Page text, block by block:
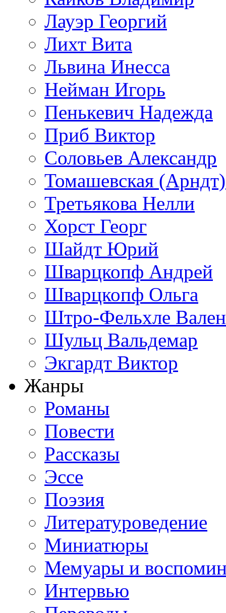
Лауэр Георгий
Лихт Вита
Львина Инесса
Нейман Игорь
Пенькевич Надежда
Приб Виктор
Соловьев Александр
Томашевская
Третьякова Нелли
Хорст Георг
Шайдт Юрий
Шварцкопф Андрей
Шварцкопф Ольга
Штро-Фельхле
Шульц Вальдемар
Экгардт Виктор
Жанры
Романы
Повести
Рассказы
Эссе
Поэзия
Литературоведение
Миниатюры
Мемуары и
Интервью